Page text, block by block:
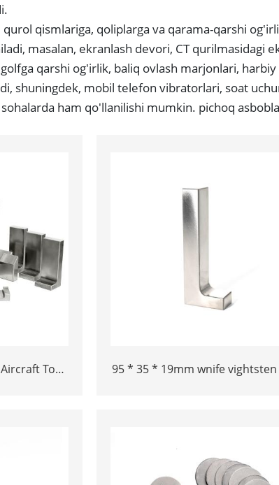
qismlariga, qoliplarga va qarama-qarshi
masalan, ekranlash devori, CT qurilmasidagi
qarshi og'irlik, baliq ovlash marjonlari,
shuningdek, mobil telefon vibratorlari, soat
ham qo'llanilishi mumkin. pichoq
Tool
95 * 35 * 19mm wnife vightsten